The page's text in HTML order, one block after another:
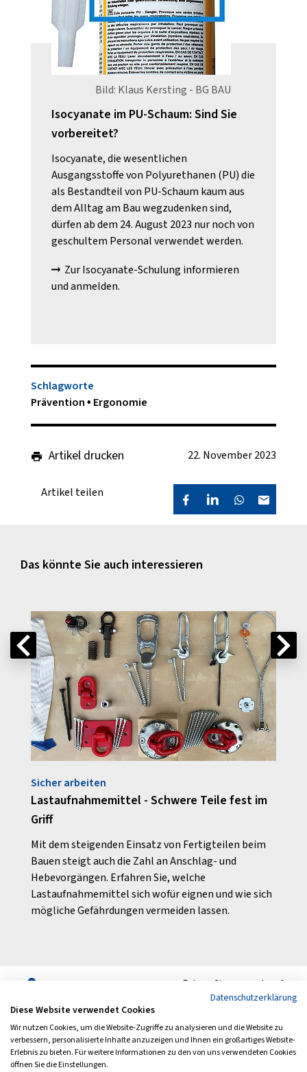
Bild: Klaus Kersting - BG BAU
Isocyanate im PU-Schaum: Sind Sie
vorbereitet?
Isocyanate, die wesentlichen
Ausgangsstoffe von Polyurethanen (PU) die
als Bestandteil von PU-Schaum kaum aus
dem Alltag am Bau wegzudenken sind,
dürfen ab dem 24. August 2023 nur noch von
geschultem Personal verwendet werden.
Zur Isocyanate-Schulung informieren
und anmelden.
Schlagworte
Prävention
Ergonomie
Artikel drucken 22. November 2023
Artikel teilen
Das könnte Sie auch interessieren
Sicher arbeiten
Lastaufnahmemittel - Schwere Teile fest im
Griff
Mit dem steigenden Einsatz von Fertigteilen beim
Bauen steigt auch die Zahl an Anschlag- und
Hebevorgängen. Erfahren Sie, welche
Lastaufnahmemittel sich wofür eignen und wie sich
mögliche Gefährdungen vermeiden lassen.
Folgen Sie uns auch auf
Archiv
Datenschutzerklärung
Diese Website verwendet Cookies
Wir nutzen Cookies, um die Website-Zugriffe zu analysieren und die Website zu
verbessern, personalisierte Inhalte anzuzeigen und Ihnen ein großartiges Website-
Erlebnis zu bieten. Für weitere Informationen zu den von uns verwendeten Cookies
öffnen Sie die Einstellungen.